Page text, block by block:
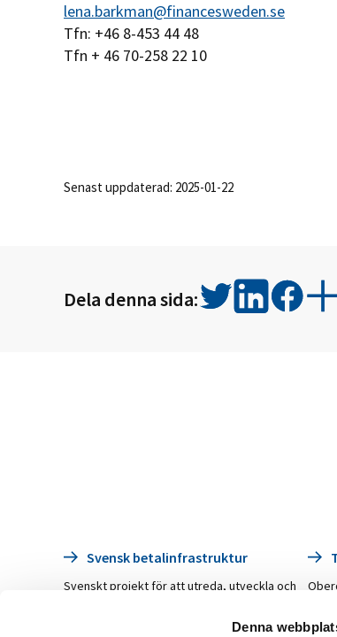
Denna
lena.barkman@financesweden.se
Tfn: +46 8-453 44 48
Tfn + 46 70-258 22 10
Senast uppdaterad: 2025-01-22
Dela denna sida:
Svensk betalinfrastruktur
Svenskt projekt för att utreda, utveckla och
dagens Bankgirosystem och Dataclearingen.